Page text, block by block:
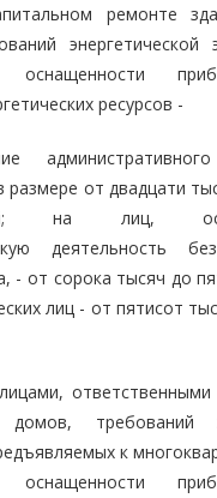
ремонте
энергетической
оснащенности
ресурсов -
размере от двадцати
на лиц,
деятельность
- от сорока тысяч до
лиц - от пятисот
домов, требований
к
оснащенности